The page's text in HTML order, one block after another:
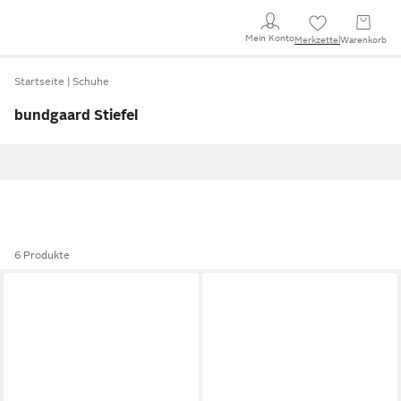
Mein KontoMerkzettel Warenkorb
Startseite Schuhe
bundgaard Stiefel
6 Produkte